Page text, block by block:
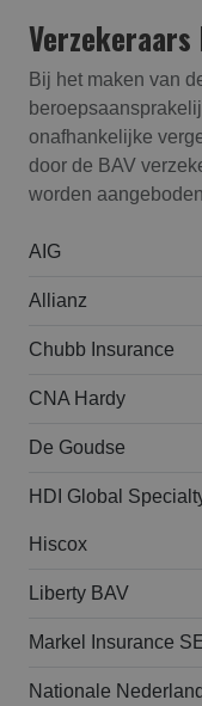
Verzekeraars
Bij het maken van
onafhankelijke
door de BAV
worden
AIG
Allianz
Chubb Insurance
CNA Hardy
De Goudse
HDI Global
Hiscox
Liberty BAV
Markel Insurance
Nationale